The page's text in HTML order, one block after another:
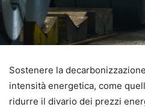
Sostenere la
intensità energetica, come
ridurre il divario dei prezzi